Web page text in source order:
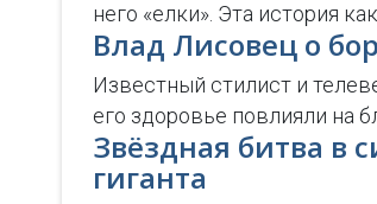
него «елки». Эта история
Влад Лисовец о
Известный стилист и
его здоровье повлияли на
Звёздная битва в
гиганта